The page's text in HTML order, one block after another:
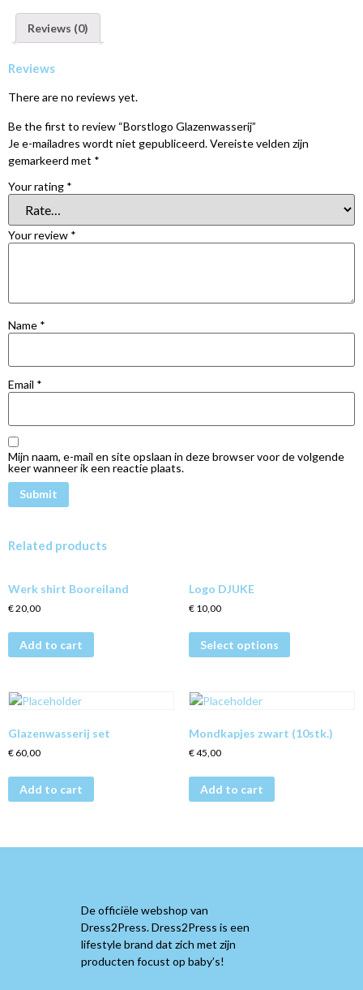
Reviews (0)
Reviews
There are no reviews yet.
Be the first to review “Borstlogo Glazenwasserij”
Je e-mailadres wordt niet gepubliceerd.Vereiste velden zijn
gemarkeerd met *
Your rating *
Your review *
Name *
Email *
Mijn naam, e-mail en site opslaan in deze browser voor de volgende
keer wanneer ik een reactie plaats.
Related products
Werk shirt Booreiland
€20,00
Add to cart
Logo DJUKE
€10,00
Select options
Glazenwasserij set
€ 60,00
Add to cart
Mondkapjes zwart (10stk.)
€45,00
Add to cart
De officiële webshop van
Dress2Press. Dress2Press is een
lifestyle brand dat zich met zijn
producten focust op baby’s!